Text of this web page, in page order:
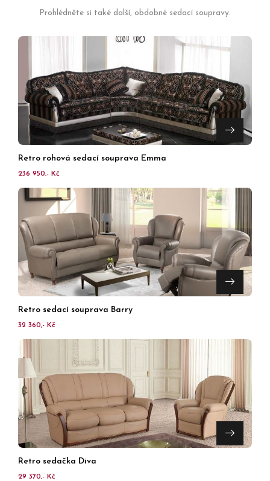
Prohlédněte si také další, obdobné sedací soupravy.
Retro rohová sedací souprava Emma
236 950,- Kč
Retro sedací souprava Barry
32 360,- Kč
Retro sedačka Diva
29 370,- Kč